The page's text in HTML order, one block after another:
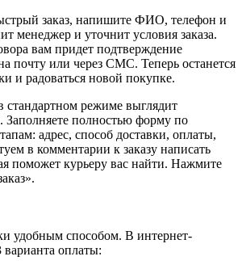
заказ, напишите ФИО, телефон и
менеджер и уточнит условия заказа.
вам придет подтверждение
почту или через СМС. Теперь останется
и радоваться новой покупке.
стандартном режиме выглядит
полностью форму по
адрес, способ доставки, оплаты,
в комментарии к заказу написать
поможет курьеру вас найти. Нажмите
удобным способом. В интернет-
варианта оплаты: